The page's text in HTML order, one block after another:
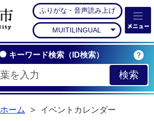
石岡市公式ホームペー
ふりがな・音声読み上げ
MUITILINGUAL
キーワード検索（ID検索）
ホーム イベントカレンダー